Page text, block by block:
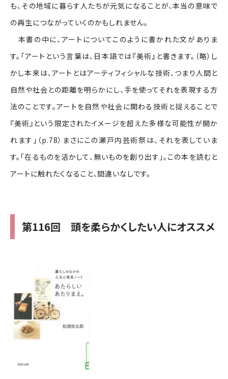
も、その地域に暮らす人たちが元気になることが、本当の意味で
の再生につながっていくのかもしれません。
本書の中に、アートについてこのように書かれた文がありま
す。「アートという言葉は、日本語では『美術』と書きます。（略）し
かし本来は、アートとはアーティフィシャルな技術、つまり人間と
自然や社会との距離を明らかにし、手を使ってそれを表現する方
法のことです。アートを自然や社会に関わる技術と捉えることで
『美術』という限定されたイメージを超えた多様な可能性が開か
れます」（p.78）まさにこの瀬戸内芸術祭は、それを表していま
す。「在るものを活かして、無いものを創り出す」。この本を読むと
アートに触れたくなること、間違いなしです。
第116回 頭を柔らかくしたい人にオススメ